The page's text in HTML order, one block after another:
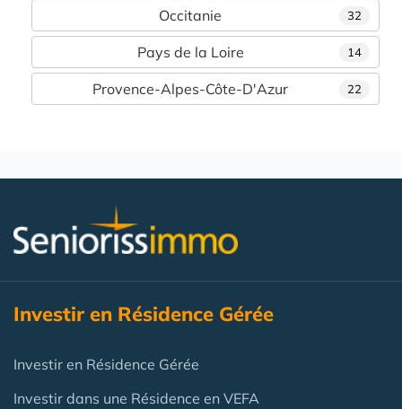
32
Occitanie
14
Pays de la Loire
22
Provence-Alpes-Côte-D'Azur
Investir en Résidence Gérée
Investir en Résidence Gérée
Investir dans une Résidence en VEFA